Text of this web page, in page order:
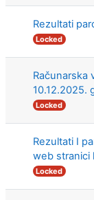
Rezultati
Locked
Računarska
10.12.2025.
Locked
Rezultati I
web stranici
Locked